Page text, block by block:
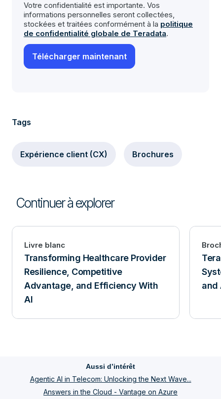
Votre confidentialité est importante. Vos
informations personnelles seront collectées,
stockées et traitées conformément à la politique
de confidentialité globale de Teradata.
Tags
Expérience client (CX) Brochures
Continuer à explorer
Livre blanc
Transforming Healthcare Provider
Resilience, Competitive
Advantage, and Efficiency With
AI
and
Aussi d’intérêt
Agentic AI in Telecom: Unlocking the Next Wave...
Answers in the Cloud - Vantage on Azure